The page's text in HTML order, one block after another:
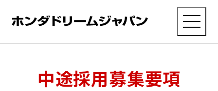
採用TOP に戻る
MENU
中途採用募集要項